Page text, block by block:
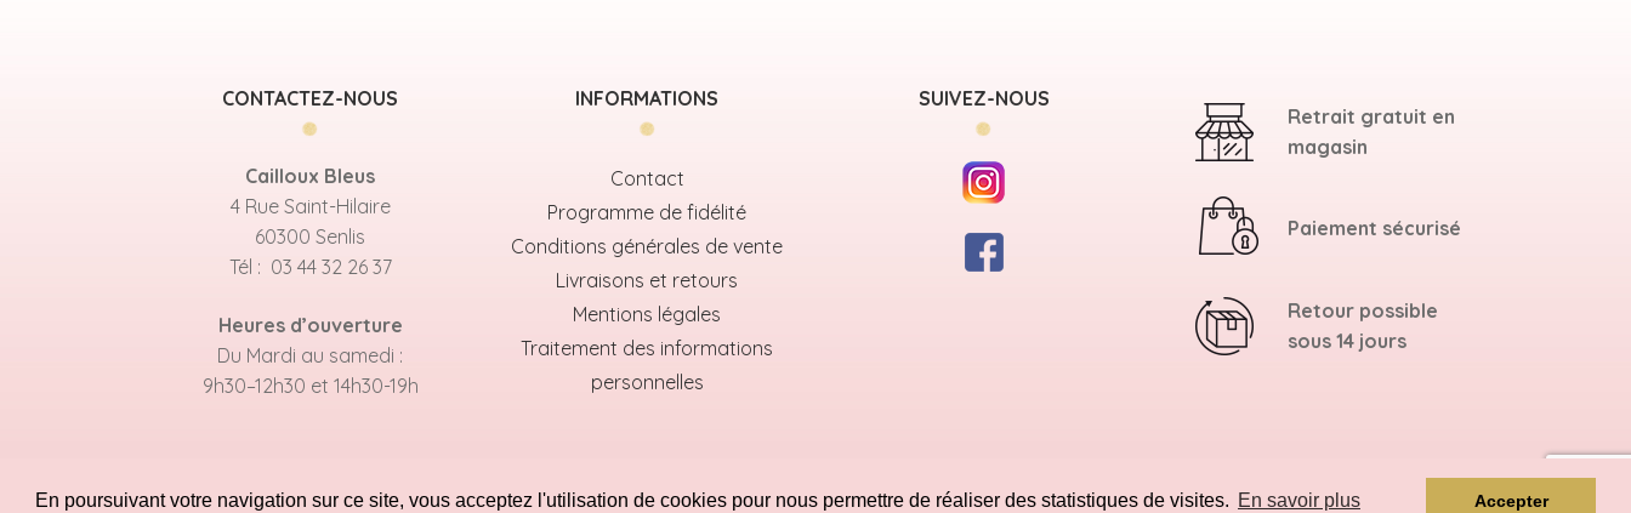
En poursuivant votre navigation sur ce site, vous acceptez l'utilisation de cookies pour nous permettre de réaliser des statistiques de visites. En savoir plus Accepter
CONTACTEZ-NOUS
Cailloux Bleus
4 Rue Saint-Hilaire
60300 Senlis
Tél : 03 44 32 26 37
Heures d’ouverture
Du Mardi au samedi :
9h30–12h30 et 14h30-19h
INFORMATIONS
Contact
Programme de fidélité
Conditions générales de vente
Livraisons et retours
Mentions légales
Traitement des informations
personnelles
SUIVEZ-NOUS
Retrait gratuit en
magasin
Paiement sécurisé
Retour possible
sous 14 jours